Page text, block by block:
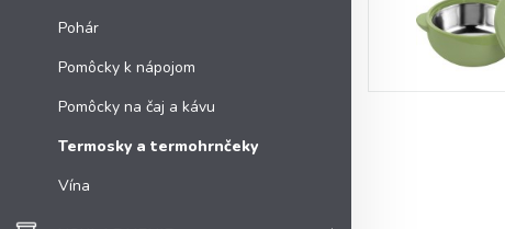
Pohár
Pomôcky k nápojom
Pomôcky na čaj a kávu
Termosky a termohrnčeky
Vína